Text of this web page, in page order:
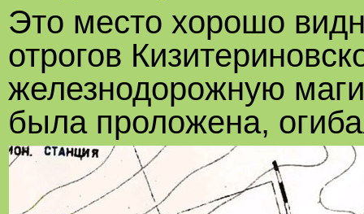
Это место хорошо
отрогов
железнодорожную
была проложена,